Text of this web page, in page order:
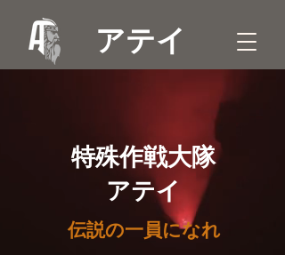
特殊作戦大隊
アテイ
伝説の一員になれ
アテイ